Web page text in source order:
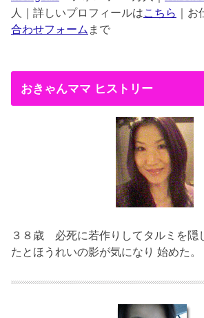
人｜詳しいプロフィールはこちら ｜
合わせフォーム まで
おきゃんママ ヒストリー
３８歳 必死に若作りしてタルミを隠
たとほうれいの影が気になり 始めた。